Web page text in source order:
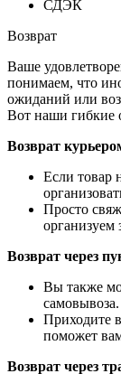
СДЭК
Возврат
Ваше
понимаем, что
ожиданий или
Вот наши гибкие
Возврат
Если товар
Просто
организуем
Возврат через
Вы также
самовывоза.
Приходите
поможет
Возврат через